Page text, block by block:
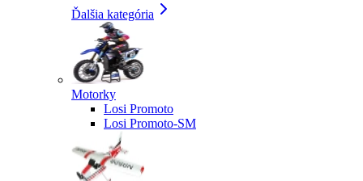
Ďalšia kategória
Motorky
Losi Promoto
Losi Promoto-SM